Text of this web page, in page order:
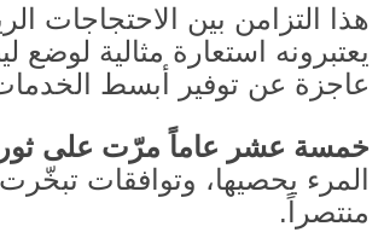
هذا التزامن بين الاحتجاجات
يعتبرونه استعارة مثالية لوضع
عاجزة عن توفير أبسط
خمسة عشر عاماً مرّت على ثورة
المرء يحصيها، وتوافقات تبخّرت
منتصراً.